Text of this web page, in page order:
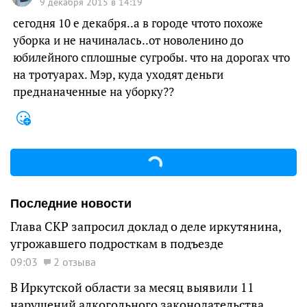
сегодня 10 е декабря..а в городе чтото похоже
уборка и не начиналась..от новоленино до
юбилейного сплошные сугробы. что на дорогах что
на тротуарах. Мэр, куда уходят деньги
преднаначенные на уборку??
Последние новости
Глава СКР запросил доклад о деле иркутянина,
угрожавшего подросткам в подъезде
09:03 2 отзыва
В Иркутской области за месяц выявили 11